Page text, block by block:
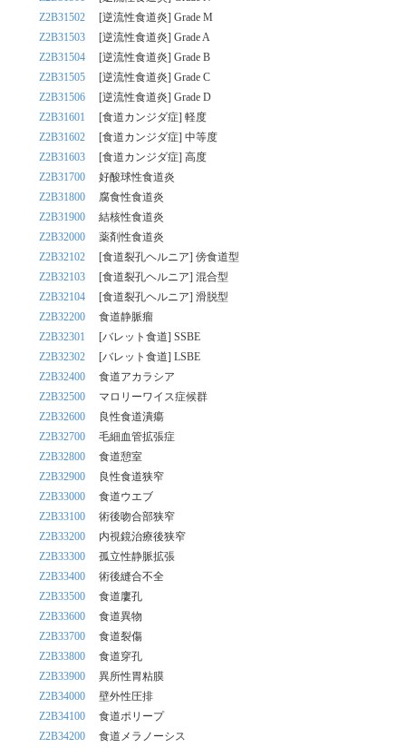
Z2B31502
[逆流性食道炎] Grade M
Z2B31503
[逆流性食道炎] Grade A
Z2B31504
[逆流性食道炎] Grade B
Z2B31505
[逆流性食道炎] Grade C
Z2B31506
[逆流性食道炎] Grade D
Z2B31601
[食道カンジダ症] 軽度
Z2B31602
[食道カンジダ症] 中等度
Z2B31603
[食道カンジダ症] 高度
Z2B31700
好酸球性食道炎
Z2B31800
腐食性食道炎
Z2B31900
結核性食道炎
Z2B32000
薬剤性食道炎
Z2B32102
[食道裂孔ヘルニア] 傍食道型
Z2B32103
[食道裂孔ヘルニア] 混合型
Z2B32104
[食道裂孔ヘルニア] 滑脱型
Z2B32200
食道静脈瘤
Z2B32301
[バレット食道] SSBE
Z2B32302
[バレット食道] LSBE
Z2B32400
食道アカラシア
Z2B32500
マロリーワイス症候群
Z2B32600
良性食道潰瘍
Z2B32700
毛細血管拡張症
Z2B32800
食道憩室
Z2B32900
良性食道狭窄
Z2B33000
食道ウエブ
Z2B33100
術後吻合部狭窄
Z2B33200
内視鏡治療後狭窄
Z2B33300
孤立性静脈拡張
Z2B33400
術後縫合不全
Z2B33500
食道廔孔
Z2B33600
食道異物
Z2B33700
食道裂傷
Z2B33800
食道穿孔
Z2B33900
異所性胃粘膜
Z2B34000
壁外性圧排
Z2B34100
食道ポリープ
Z2B34200
食道メラノーシス